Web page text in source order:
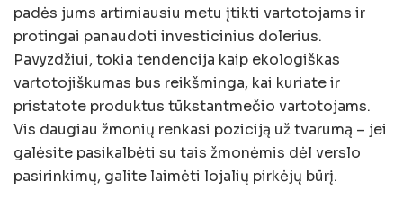
padės jums artimiausiu metu įtikti vartotojams ir
protingai panaudoti investicinius dolerius.
Pavyzdžiui, tokia tendencija kaip ekologiškas
vartotojiškumas bus reikšminga, kai kuriate ir
pristatote produktus tūkstantmečio vartotojams.
Vis daugiau žmonių renkasi poziciją už tvarumą – jei
galėsite pasikalbėti su tais žmonėmis dėl verslo
pasirinkimų, galite laimėti lojalių pirkėjų būrį.